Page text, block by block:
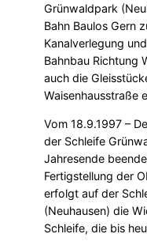
Grünwaldpark
Bahn Baulos Gern
Kanalverlegung
Bahnbau Richtung
auch die
Waisenhausstraße
Vom 18.9.1997 –
der Schleife
Jahresende
Fertigstellung der
erfolgt auf der
(Neuhausen) die
Schleife, die bis